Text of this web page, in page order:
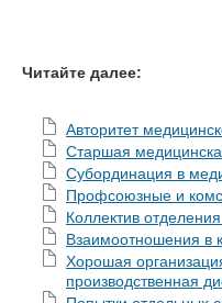
Читайте далее:
Авторитет
Старшая
Субординация в
Профсоюзные и
Коллектив
Взаимоотношения в
Хорошая
производственная